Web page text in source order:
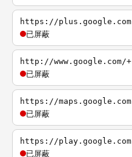
https://plus.google.com
已屏蔽
http://www.google.com/+
已屏蔽
https://maps.google.com
已屏蔽
https://play.google.com
已屏蔽